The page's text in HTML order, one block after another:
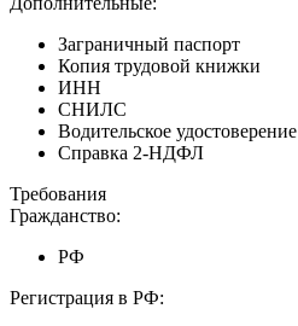
Заграничный паспорт
Копия трудовой книжки
ИНН
СНИЛС
Водительское удостоверение
Справка 2-НДФЛ
Требования
Гражданство:
РФ
Регистрация в РФ: